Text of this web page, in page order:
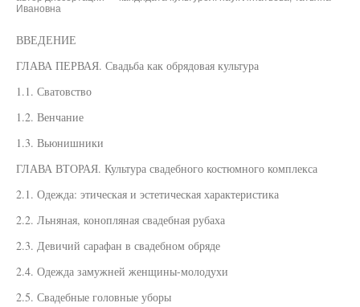
Ивановна
ВВЕДЕНИЕ
ГЛАВА ПЕРВАЯ. Свадьба как обрядовая культура
1.1. Сватовство
1.2. Венчание
1.3. Вьюнишники
ГЛАВА ВТОРАЯ. Культура свадебного костюмного комплекса
2.1. Одежда: этическая и эстетическая характеристика
2.2. Льняная, конопляная свадебная рубаха
2.3. Девичий сарафан в свадебном обряде
2.4. Одежда замужней женщины-молодухи
2.5. Свадебные головные уборы